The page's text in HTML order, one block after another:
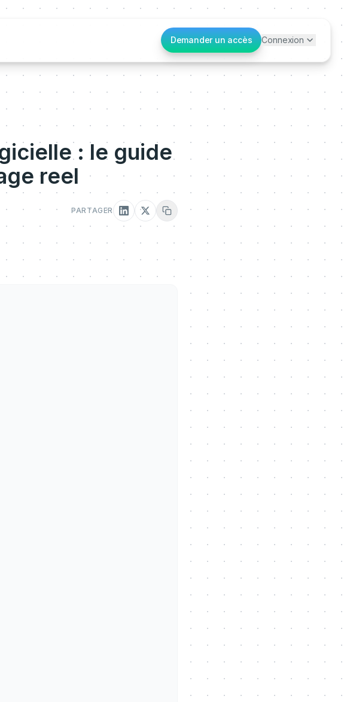
Demander un accès Connexion
: le guide
reel
PARTAGER